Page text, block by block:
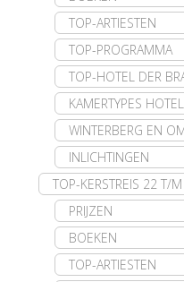
TOP-ARTIESTEN
TOP-PROGRAMMA
TOP-HOTEL DER
KAMERTYPES
WINTERBERG EN
INLICHTINGEN
TOP-KERSTREIS 22 T/
PRIJZEN
BOEKEN
TOP-ARTIESTEN